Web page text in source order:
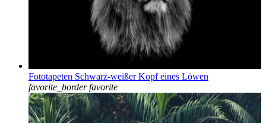
Fototapeten Schwarz-weißer Kopf eines Löwen
favorite_border favorite